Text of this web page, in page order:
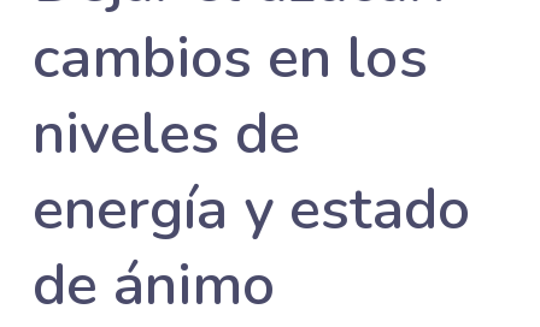
cambios en los
niveles de
energía y estado
de ánimo